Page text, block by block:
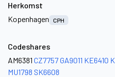
Herkomst
Kopenhagen
CPH
Codeshares
AM6381 CZ7757GA9011 KE6410
MU1798 SK6608